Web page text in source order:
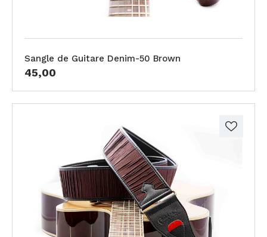
Sangle de Guitare Denim-50 Brown
45,00